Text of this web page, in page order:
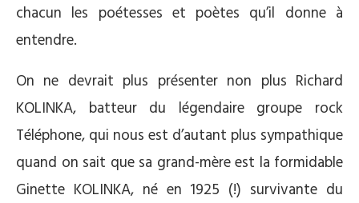
chacun les poétesses et poètes qu’il donne à
entendre.
On ne devrait plus présenter non plus Richard
KOLINKA, batteur du légendaire groupe rock
Téléphone, qui nous est d’autant plus sympathique
quand on sait que sa grand-mère est la formidable
Ginette KOLINKA, né en 1925 (!) survivante du